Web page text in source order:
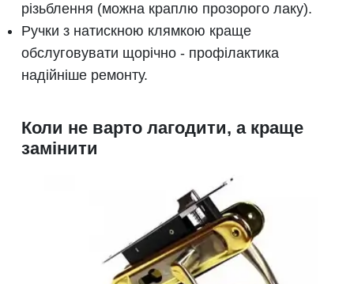
різьблення (можна краплю прозорого лаку).
Ручки з натискною клямкою краще
обслуговувати щорічно - профілактика
надійніше ремонту.
Коли не варто лагодити, а краще
замінити